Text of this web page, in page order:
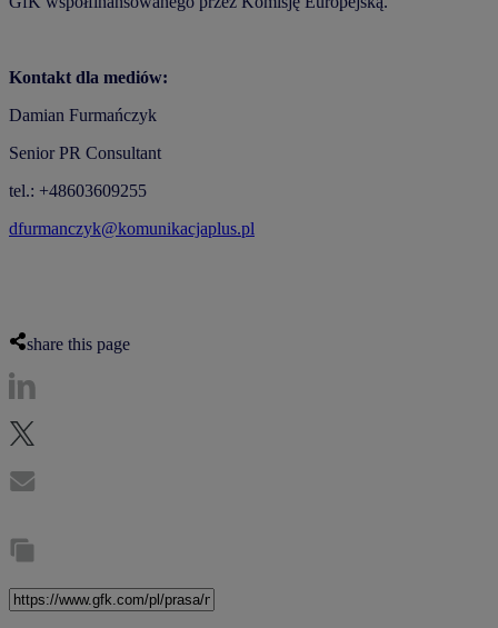
Kontakt dla mediów:
Damian Furmańczyk
Senior PR Consultant
tel.: +48603609255
dfurmanczyk@komunikacjaplus.pl
share this page